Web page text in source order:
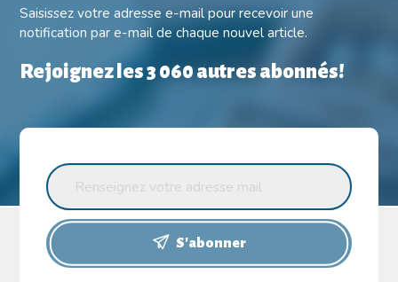
Saisissez votre adresse e-mail pour recevoir une
notification par e-mail de chaque nouvel article.
Rejoignez les 3 060 autres abonnés!
S'abonner